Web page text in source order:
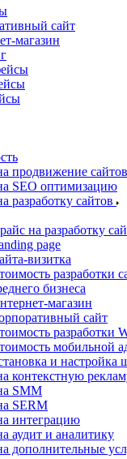
сайт
магазин
продвижение сайтов
SEO оптимизацию
разработку сайтов
на разработку
page
визитка
разработки
бизнеса
магазин
сайт
разработки
мобильной
и настройка
контекстную
SMM
SERM
интеграцию
аудит и аналитику
дополнительные